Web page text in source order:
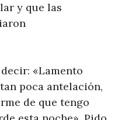
y que las
«Lamento
poca antelación,
de que tengo